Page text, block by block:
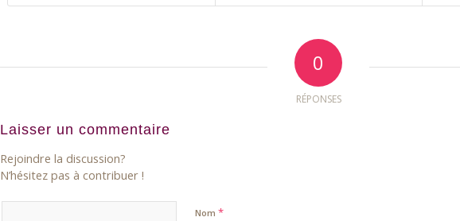
0
RÉPONSES
Laisser un commentaire
Rejoindre la discussion?
N’hésitez pas à contribuer !
Nom *